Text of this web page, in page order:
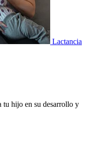
Lactancia
tu hijo en su desarrollo y